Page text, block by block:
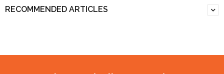
RECOMMENDED ARTICLES